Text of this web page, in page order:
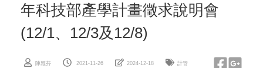
年科技部產學計畫徵求說明會
(12/1、12/3及12/8)
陳雅芬 2021-11-26 2024-12-18 計管